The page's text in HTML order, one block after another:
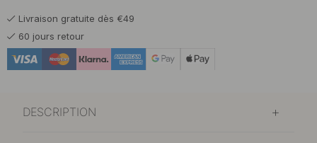
Livraison gratuite dès €49
60 jours retour
DESCRIPTION